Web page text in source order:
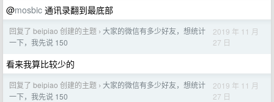
@mosbic 通讯录翻到最底部
回复了 beipiao 创建的主题 › 大家的微信有多少好友，想统计
一下，我先说 150
2019 年 11 月
27 日
看来我算比较少的
回复了 beipiao 创建的主题 › 大家的微信有多少好友，想统计
一下，我先说 150
2019 年 11 月
27 日